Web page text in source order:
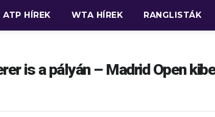
ATP HÍREK WTA HÍREK RANGLISTÁK
is a pályán – Madrid Open